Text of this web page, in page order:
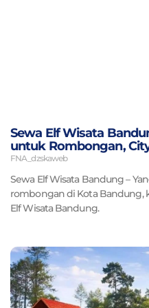
Sewa Elf Wisata
untuk Rombongan,
FNA_dzskaweb
Sewa Elf Wisata Bandung –
rombongan di Kota Bandung,
Elf Wisata Bandung.